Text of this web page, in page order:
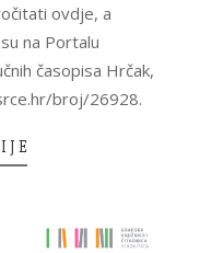
ovdje, a
na Portalu
časopisa Hrčak,
broj/26928.